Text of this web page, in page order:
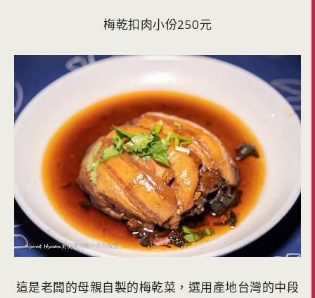
梅乾扣肉小份250元
這是老闆的母親自製的梅乾菜，選用產地台灣的中段